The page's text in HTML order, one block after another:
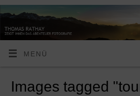
MENÜ
Images tagged